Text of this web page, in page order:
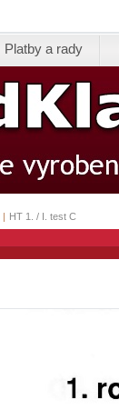
Platby a rady
| HT 1. / I. test C